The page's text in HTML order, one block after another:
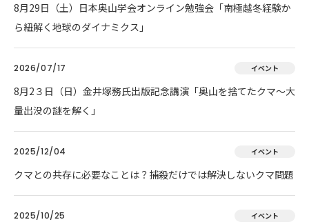
8月29日（土）日本奥山学会オンライン勉強会「南極越冬経験か
ら紐解く地球のダイナミクス」
2026/07/17 イベント
8月2３日（日）金井塚務氏出版記念講演「奥山を捨てたクマ～大
量出没の謎を解く」
2025/12/04 イベント
クマとの共存に必要なことは？捕殺だけでは解決しないクマ問題
2025/10/25 イベント